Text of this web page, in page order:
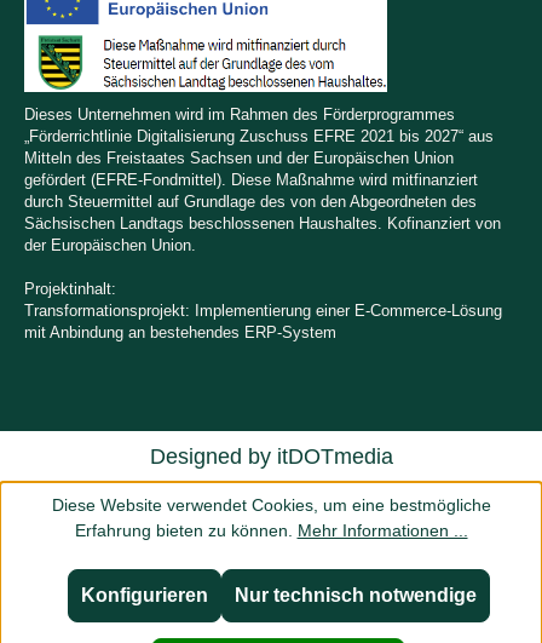
Dieses Unternehmen wird im Rahmen des Förderprogrammes
„Förderrichtlinie Digitalisierung Zuschuss EFRE 2021 bis 2027“ aus
Mitteln des Freistaates Sachsen und der Europäischen Union
gefördert (EFRE-Fondmittel). Diese Maßnahme wird mitfinanziert
durch Steuermittel auf Grundlage des von den Abgeordneten des
Sächsischen Landtags beschlossenen Haushaltes. Kofinanziert von
der Europäischen Union.
Projektinhalt:
Transformationsprojekt: Implementierung einer E-Commerce-Lösung
mit Anbindung an bestehendes ERP-System
Designed by itDOTmedia
Diese Website verwendet Cookies, um eine bestmögliche
Erfahrung bieten zu können. Mehr Informationen ...
Nur technisch notwendige
Konfigurieren